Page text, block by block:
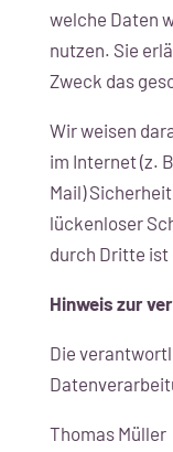
welche Daten
nutzen. Sie
Zweck das
Wir weisen
im Internet (z.
Mail)
lückenloser
durch Dritte
Hinweis zur
Die
Thomas Müller